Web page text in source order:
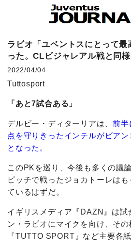
ラビオ「ユベントスにとって
った。CLビジャレアル戦と同
2022/04/04
Tuttosport
「あと7試合ある」
デルビー・ディターリアは、前半
点を守りきったインテルがビア
となった。
このPKを巡り、今後も多くの議
ピッチで戦ったジョカトーレは
ているはずだ。
イギリスメディア『DAZN』は試
ン・ラビオにマイクを向け、そ
『TUTTO SPORT』など主要各